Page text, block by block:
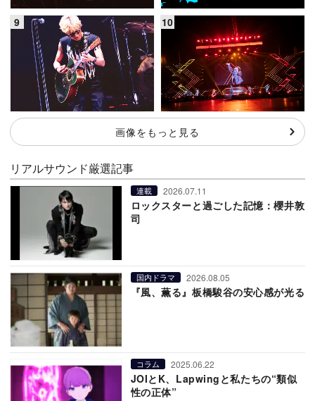
画像をもっと見る
リアルサウンド厳選記事
連載 2026.07.11
ロックスターと過ごした記憶：櫻井敦
司
国内ドラマ 2026.08.05
『風、薫る』板橋駿谷の安心感が光る
コラム 2025.06.22
JOIとK、Lapwingと私たちの“類似
性の正体”